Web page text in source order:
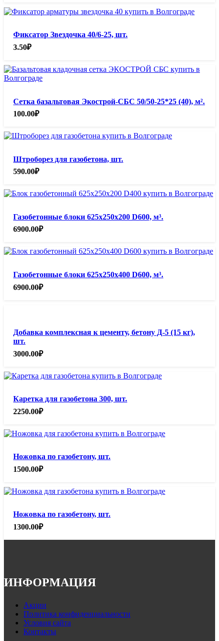
Фиксатор Звездочка 40/6-25, шт.
3.50₽
Сетка базальтовая Экострой-СБС 50/50-25*25 (40), м².
100.00₽
Штроборез для газобетона, шт.
590.00₽
Газобетонные блоки 625х250х200 D600, м³.
6900.00₽
Газобетонные блоки 625х250х400 D600, м³.
6900.00₽
Добавка комплексная к цементу, бетону Д-5 (15 кг),
шт.
3000.00₽
Каретка для газобетона 300, шт.
2250.00₽
Ножовка по газобетону, шт.
1500.00₽
Ножовка по газобетону, шт.
1300.00₽
ИНФОРМАЦИЯ
Акции
Политика конфиденциальности
Условия сайта
Контакты